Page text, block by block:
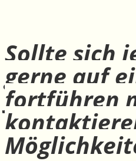
Sollte sich
gerne auf
fortführen